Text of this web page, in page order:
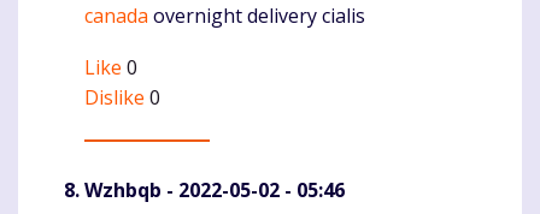
canada overnight delivery cialis
Like 0
Dislike 0
Wzhbqb - 2022-05-02 - 05:46